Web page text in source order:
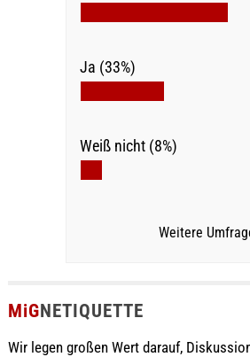
Ja (33%)
Weiß nicht (8%)
Weitere
MiGNETIQUETTE
Wir legen großen Wert darauf,